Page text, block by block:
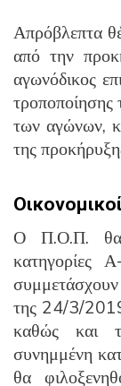
Απρόβλεπτα
από την
αγωνόδικος
των αγώνων,
της
Ο Π.Ο.Π. θα
κατηγορίες
της 24/3/
καθώς και
συνημμένη
θα